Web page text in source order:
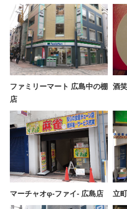
ファミリーマート 広島中の棚
店
酒
マーチャオφ-ファイ- 広島店 立